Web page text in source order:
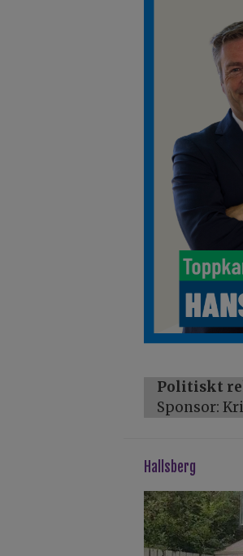
Politiskt
Sponsor:
hallsberg